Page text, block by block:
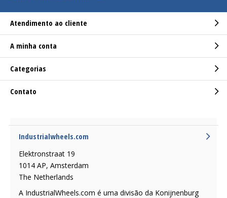
Atendimento ao cliente
A minha conta
Categorias
Contato
Industrialwheels.com
Elektronstraat 19
1014 AP, Amsterdam
The Netherlands
A IndustrialWheels.com é uma divisão da Konijnenburg